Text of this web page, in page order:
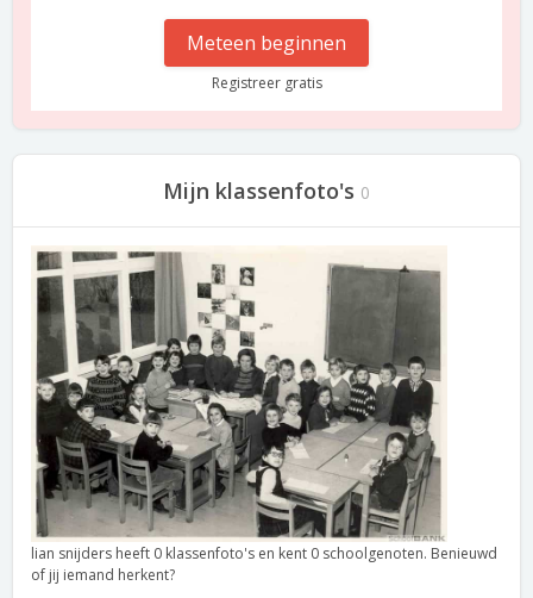
Meteen beginnen
Registreer gratis
Mijn klassenfoto's 0
lian snijders heeft 0 klassenfoto's en kent 0 schoolgenoten. Benieuwd
of jij iemand herkent?